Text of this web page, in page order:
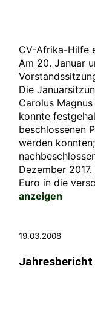
CV-Afrika-Hilfe
Am 20. Januar
Die
Carolus
konnte
beschlossenen
werden
Dezember
Euro in die
anzeigen
19.03.2008
Jahresbericht